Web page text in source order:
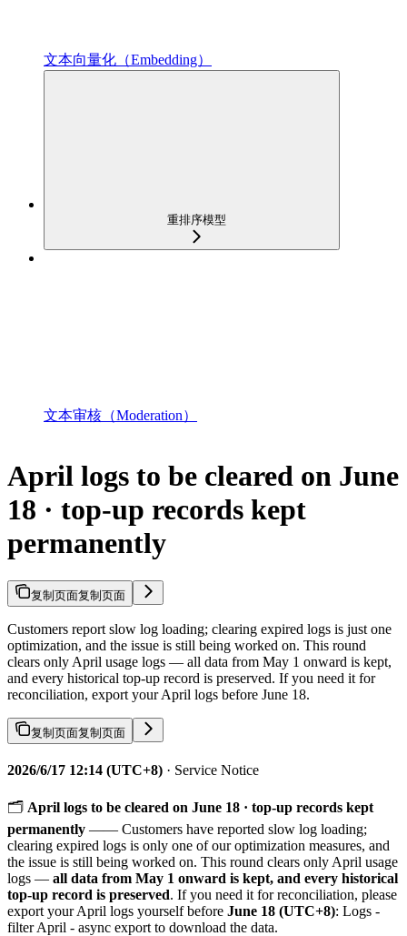
文本向量化（Embedding）
重排序模型
文本审核（Moderation）
April logs to be cleared on June
18 · top-up records kept
permanently
复制页面复制页面
Customers report slow log loading; clearing expired logs is just one
optimization, and the issue is still being worked on. This round
clears only April usage logs — all data from May 1 onward is kept,
and every historical top-up record is preserved. If you need it for
reconciliation, export your April logs before June 18.
复制页面复制页面
2026/6/17 12:14 (UTC+8) · Service Notice
🗂️ April logs to be cleared on June 18 · top-up records kept
permanently —— Customers have reported slow log loading;
clearing expired logs is only one of our optimization measures, and
the issue is still being worked on. This round clears only April usage
logs — all data from May 1 onward is kept, and every historical
top-up record is preserved. If you need it for reconciliation, please
export your April logs yourself before June 18 (UTC+8): Logs -
filter April - async export to download the data.